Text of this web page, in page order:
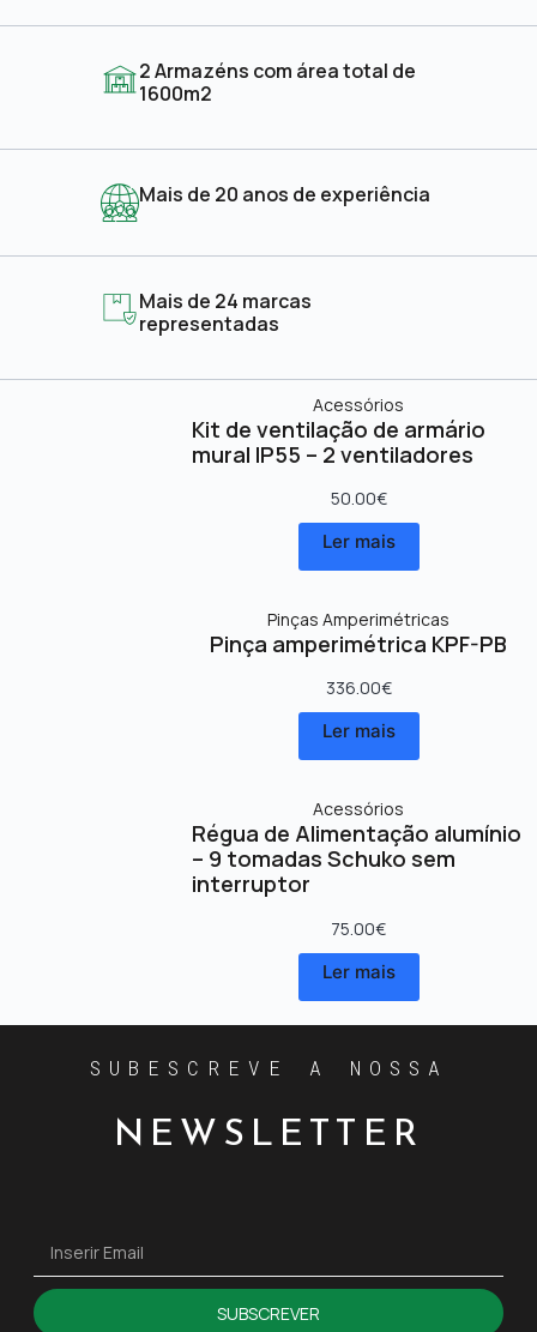
2 Armazéns com área total de
1600m2
Mais de 20 anos de experiência
Mais de 24 marcas
representadas
Acessórios
Kit de ventilação de armário
mural IP55 – 2 ventiladores
50.00€
Ler mais
Pinças Amperimétricas
Pinça amperimétrica KPF-PB
336.00€
Ler mais
Acessórios
Régua de Alimentação alumínio
– 9 tomadas Schuko sem
interruptor
75.00€
Ler mais
SUBESCREVE A NOSSA
NEWSLETTER
SUBSCREVER